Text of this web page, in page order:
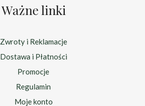
Ważne linki
Zwroty i Reklamacje
Dostawa i Płatności
Promocje
Regulamin
Moje konto